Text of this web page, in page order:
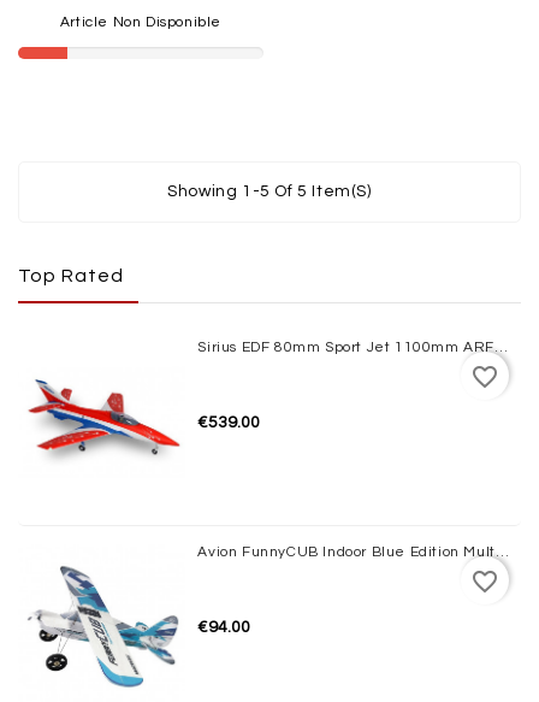
Article Non Disponible
Showing 1-5 Of 5 Item(s)
Top Rated
Sirius EDF 80mm Sport Jet 1100mm ARF XFly
€539.00
favorite_border
Avion FunnyCUB Indoor Blue Edition Multiplex
€94.00
favorite_border